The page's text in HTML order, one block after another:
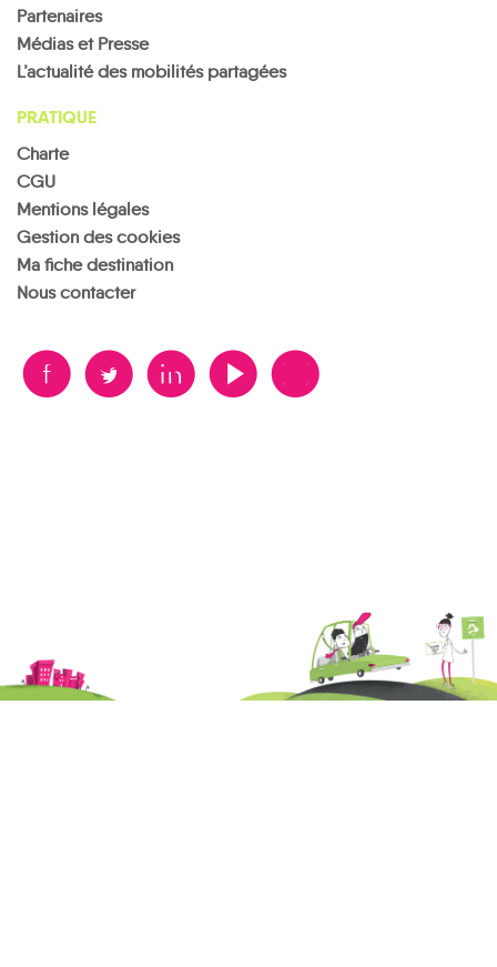
Partenaires
Médias et Presse
L’actualité des mobilités partagées
PRATIQUE
Charte
CGU
Mentions légales
Gestion des cookies
Ma fiche destination
Nous contacter
B A D F V